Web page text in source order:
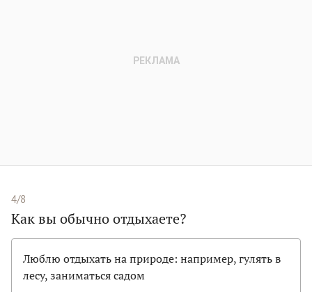
4/8
Как вы обычно отдыхаете?
Люблю отдыхать на природе: например, гулять в
лесу, заниматься садом